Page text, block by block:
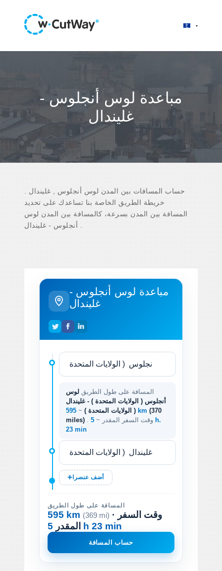
مباعدة لوس أنجلوس -
غليندال
حساب المسافات بين المدن لوس أنجلوس , غليندال .
خريطة الطريق الخاصة بنا تساعدك على تحديد
المسافة بين المدن بسرعة، كالمسافة بين المدن لوس
مباعدة لوس أنجلوس -
غليندال
المسافة على طول الطريق لوس
أنجلوس ( الولايات المتحدة ) - غليندال
( الولايات المتحدة ) ~ 595 km (370
miles)
. وقت السفر المقدر ~ 5 h.
23 min
أضف عنصرا
المسافة على طول الطريق
595 km (369 mi) · وقت السفر
المقدر 5 h 23 min
حساب المسافة